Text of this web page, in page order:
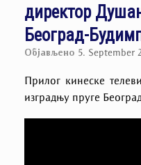
директор
Београд-
Објављено 5. September
Прилог кинеске
изградњу пруге